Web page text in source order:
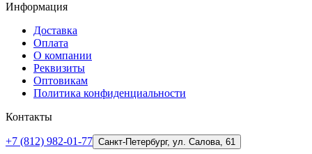
Информация
Доставка
Оплата
О компании
Реквизиты
Оптовикам
Политика конфиденциальности
Контакты
+7 (812) 982-01-77 Санкт-Петербург, ул. Салова, 61